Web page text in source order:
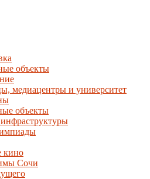
объекты
медиацентры и университет
объекты
кино
Сочи